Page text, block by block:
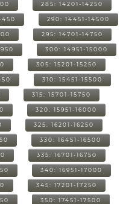
285: 14201-14250
290: 14451-14500
295: 14701-14750
300: 14951-15000
305: 15201-15250
310: 15451-15500
315: 15701-15750
320: 15951-16000
325: 16201-16250
330: 16451-16500
335: 16701-16750
340: 16951-17000
345: 17201-17250
350: 17451-17500